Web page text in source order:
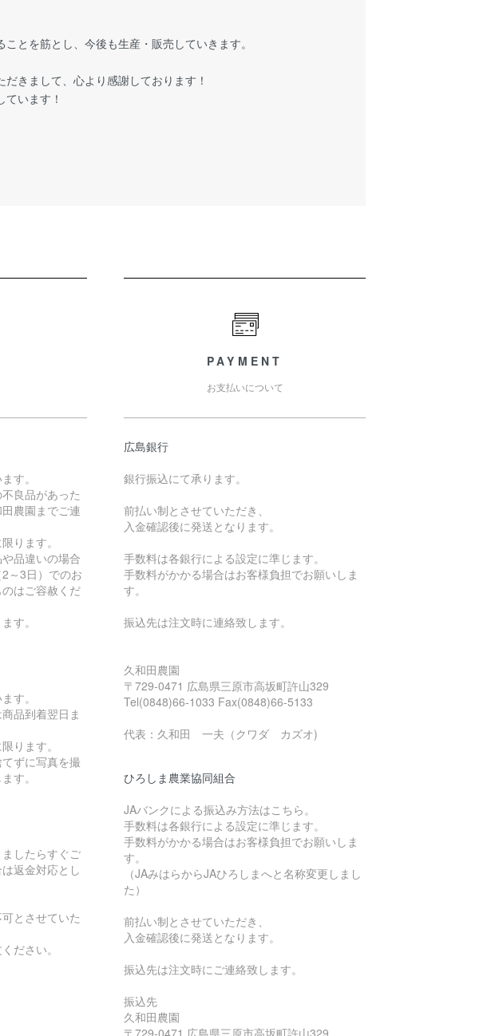
とを筋とし、今後も生産・販売していきます。
きまして、心より感謝しております！
います！
す。
良品があった
農園までご連
ります。
品違いの場合
～3日）でのお
はご容赦くだ
す。
す。
品到着翌日ま
ります。
ずに写真を撮
す。
したらすぐご
返金対応とし
とさせていた
ださい。
PAYMENT
お支払いについて
広島銀行
銀行振込にて承ります。
前払い制とさせていただき、
入金確認後に発送となります。
手数料は各銀行による設定に準じます。
手数料がかかる場合はお客様負担でお願いしま
す。
振込先は注文時に連絡致します。
久和田農園
〒729-0471 広島県三原市高坂町許山329
Tel(0848)66-1033 Fax(0848)66-5133
代表：久和田 一夫（クワダ カズオ)
ひろしま農業協同組合
JAバンクによる振込み方法はこちら。
手数料は各銀行による設定に準じます。
手数料がかかる場合はお客様負担でお願いしま
す。
（JAみはらからJAひろしまへと名称変更しまし
た）
前払い制とさせていただき、
入金確認後に発送となります。
振込先は注文時にご連絡致します。
振込先
久和田農園
〒729-0471 広島県三原市高坂町許山329